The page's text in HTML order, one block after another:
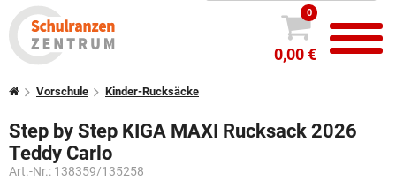
0
0,00 €
Vorschule Kinder-Rucksäcke
Step by Step KIGA MAXI Rucksack 2026
Teddy Carlo
Art.-Nr.: 138359/135258